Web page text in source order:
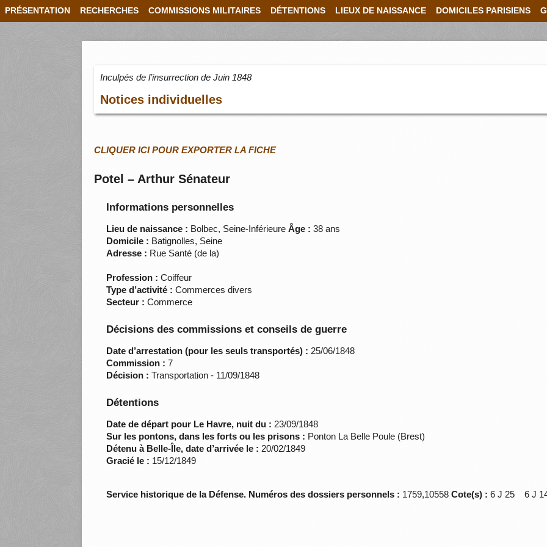
PRÉSENTATION RECHERCHES COMMISSIONS MILITAIRES DÉTENTIONS LIEUX DE NAISSANCE DOMICILES PARISIENS
Inculpés de l’insurrection de Juin 1848
Notices individuelles
CLIQUER ICI POUR EXPORTER LA FICHE
Potel – Arthur Sénateur
Informations personnelles
Lieu de naissance : Bolbec, Seine-Inférieure Âge : 38 ans
Domicile : Batignolles, Seine
Adresse : Rue Santé (de la)
Profession : Coiffeur
Type d’activité : Commerces divers
Secteur : Commerce
Décisions des commissions et conseils de guerre
Date d’arrestation (pour les seuls transportés) : 25/06/1848
Commission : 7
Décision : Transportation - 11/09/1848
Détentions
Date de départ pour Le Havre, nuit du : 23/09/1848
Sur les pontons, dans les forts ou les prisons : Ponton La Belle Poule (Brest)
Détenu à Belle-Île, date d’arrivée le : 20/02/1849
Gracié le : 15/12/1849
Service historique de la Défense. Numéros des dossiers personnels : 1759,10558Cote(s) : 6 J 25 6 J